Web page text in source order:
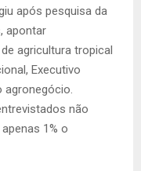
após pesquisa da
apontar
agricultura tropical
Executivo
agronegócio.
não
1% o